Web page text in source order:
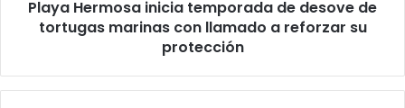
con
llamado
su
Playa Hermosa inicia temporada de desove de
tortugas marinas con llamado a reforzar su
protección